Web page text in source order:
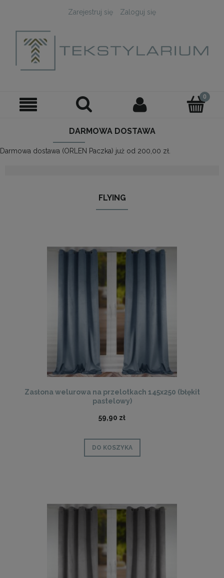
Zarejestruj się Zaloguj się
DARMOWA DOSTAWA
Darmowa dostawa (ORLEN Paczka) już od 200,00 zł.
FLYING
Zasłona welurowa na przelotkach 145x250 (błękit
pastelowy)
59,90 zł
DO KOSZYKA